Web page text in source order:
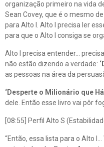
organização primeiro na vida
Sean Covey, que é o mesmo
para Alto I. Alto I precisa ler
para que o Alto I consiga se
Alto I precisa entender…
não estão dizendo a verdade:
as pessoas na área da
‘Desperte o Milionário que Há
dele. Então esse livro vai pôr
[08:55] Perfil Alto S
“Então, essa lista para o Alto